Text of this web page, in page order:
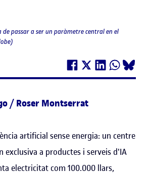
de passar a ser un paràmetre central en el
/ Roser Montserrat
artificial sense energia: un centre
exclusiva a productes i serveis d'IA
electricitat com 100.000 llars,